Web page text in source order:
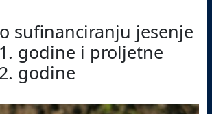
sufinanciranju jesenje
godine i proljetne
godine